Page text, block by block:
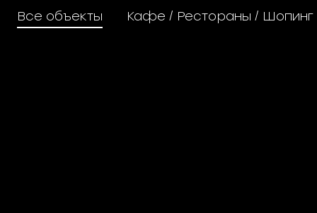
Все объекты Кафе / Рестораны / Шопинг